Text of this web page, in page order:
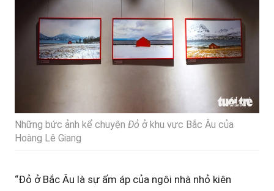
Những bức ảnh kể chuyện Đỏ ở khu vực Bắc Âu của
Hoàng Lê Giang
“Đỏ ở Bắc Âu là sự ấm áp của ngôi nhà nhỏ kiên